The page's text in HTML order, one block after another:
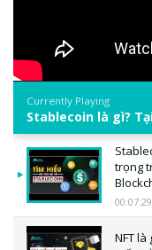
Currently Playing
trọng
00:07:29
NFT là